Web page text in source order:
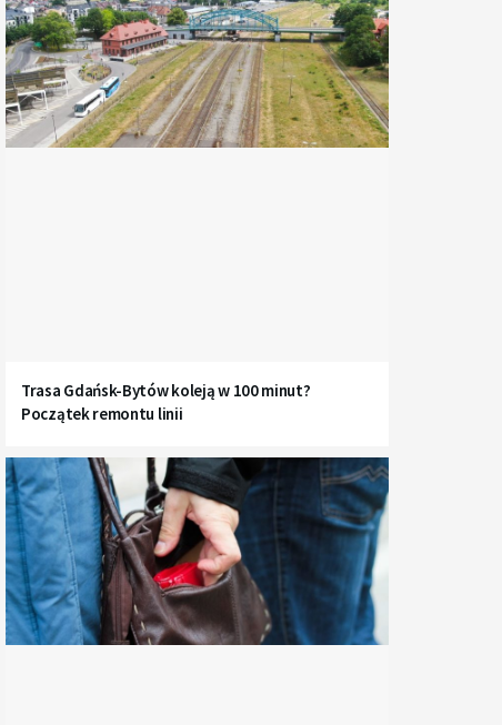
Trasa Gdańsk-Bytów koleją w 100 minut?
Początek remontu linii